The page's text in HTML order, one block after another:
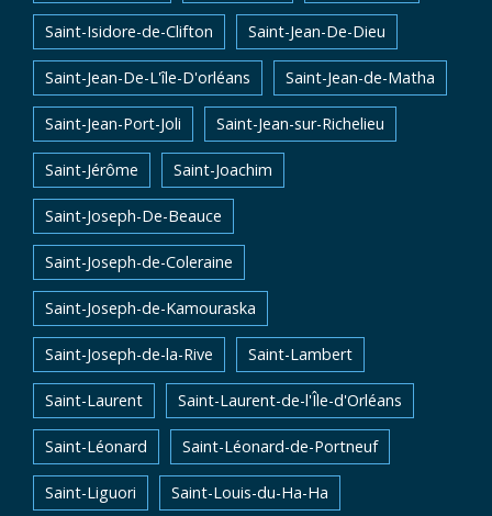
Saint-Isidore-de-Clifton Saint-Jean-De-Dieu
Saint-Jean-De-L'île-D'orléans Saint-Jean-de-Matha
Saint-Jean-Port-Joli Saint-Jean-sur-Richelieu
Saint-Jérôme Saint-Joachim
Saint-Joseph-De-Beauce
Saint-Joseph-de-Coleraine
Saint-Joseph-de-Kamouraska
Saint-Joseph-de-la-Rive Saint-Lambert
Saint-Laurent Saint-Laurent-de-l'Île-d'Orléans
Saint-Léonard Saint-Léonard-de-Portneuf
Saint-Liguori Saint-Louis-du-Ha-Ha